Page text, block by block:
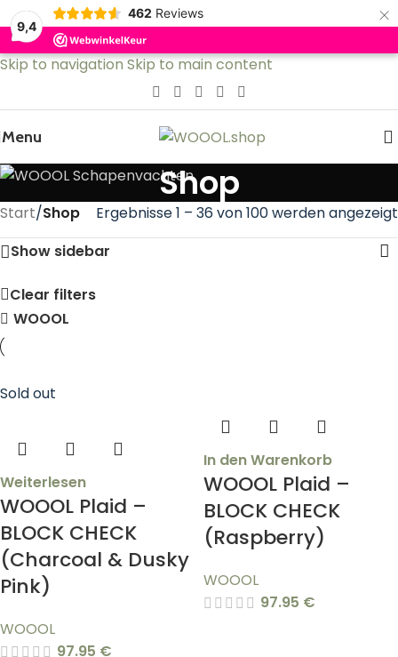
9,4
462 Reviews ×
Skip to navigationSkip to main content
Menu
Shop
Start/Shop
Ergebnisse 1 – 36 von 100 werden angezeigt
Show sidebar
Clear filters
WOOOL
Sold out
Weiterlesen
WOOOL Plaid –
BLOCK CHECK
(Charcoal & Dusky
Pink)
WOOOL
97.95 €
In den Warenkorb
WOOOL Plaid –
BLOCK CHECK
(Raspberry)
WOOOL
97.95 €